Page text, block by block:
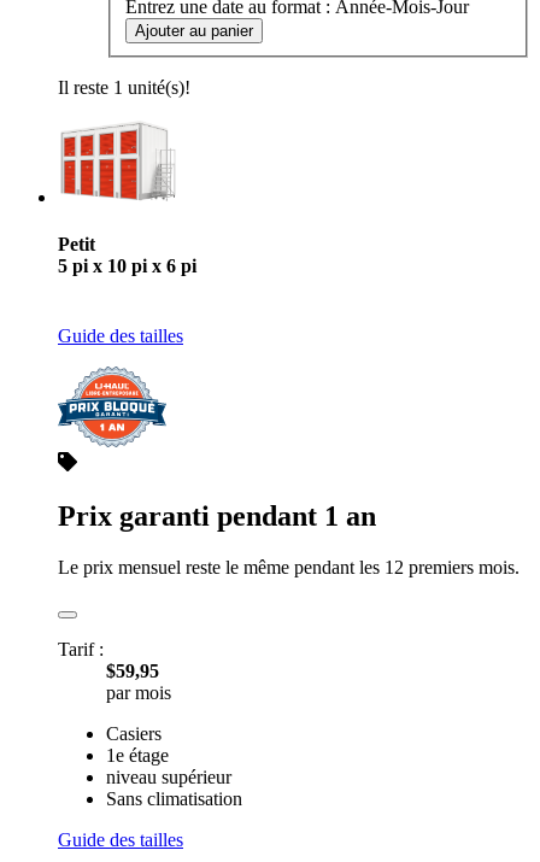
Rien à payer avant la date de l'emménagement
Paiement sur une base mensuelle
Achat de cadenas au comptoir
Choisir une date :
Entrez une date au format : Année-Mois-Jour
Ajouter au panier
Il reste 1 unité(s)!
5 pi x 10 pi x 6 pi
Guide des tailles
Le prix mensuel reste le même pendant les 12 premiers mois.
$59,95
par mois
Casiers